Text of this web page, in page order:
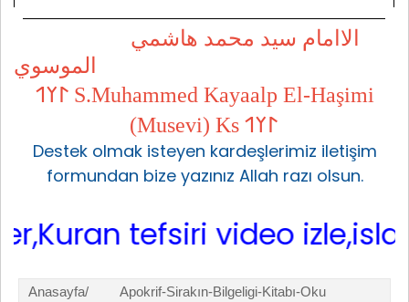
الاامام سيد محمد هاشمي
الموسوي
𐰃𐰠𐰯 S.Muhammed Kayaalp El-Haşimi
(Musevi) Ks 𐰃𐰠𐰯
Destek olmak isteyen kardeşlerimiz iletişim
formundan bize yazınız Allah razı olsun.
video
Anasayfa/ Apokrif-Sirakın-Bilgeligi-Kitabı-Oku